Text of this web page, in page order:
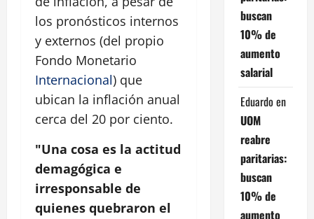
los pronósticos internos
y externos (del propio
Fondo Monetario
Internacional) que
ubican la inflación anual
cerca del 20 por ciento.
"Una cosa es la actitud
demagógica e
irresponsable de
quienes quebraron el
buscan
10% de
aumento
salarial
Eduardo en
UOM
reabre
paritarias:
buscan
10% de
aumento